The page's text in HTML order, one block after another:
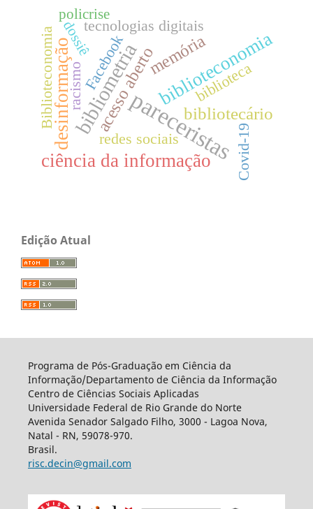
pareceristas
bibliometria
ciência da informação
desinformação biblioteconomia
acesso aberto bibliotecário
memória
Biblioteconomia Facebook
racismo biblioteca
tecnologias digitais
redes sociais Covid-19
dossiê
policrise
Edição Atual
Programa de Pós-Graduação em Ciência da
Informação/Departamento de Ciência da Informação
Centro de Ciências Sociais Aplicadas
Universidade Federal de Rio Grande do Norte
Avenida Senador Salgado Filho, 3000 - Lagoa Nova,
Natal - RN, 59078-970.
Brasil.
risc.decin@gmail.com